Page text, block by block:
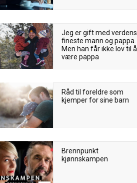
Jeg er gift med verdens
fineste mann og pappa.
Men han får ikke lov til å
være pappa
Råd til foreldre som
kjemper for sine barn
Brennpunkt
kjønnskampen